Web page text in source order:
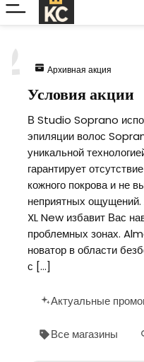
Архивная акция
Условия акции
В Studio Soprano
эпиляции волос
уникальной
гарантирует
кожного покрова и не
неприятных
XL New избавит Вас
проблемных зонах.
новатор в области
с […]
Актуальные
Все магазины